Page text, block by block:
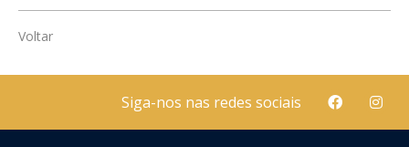
Voltar
Siga-nos nas redes sociais